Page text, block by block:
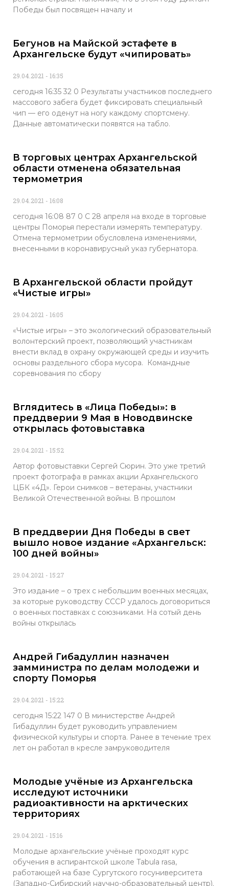
Победы был посвящен началу и
Бегунов на Майской эстафете в
Архангельске будут «чипировать»
29.04.2021 16:35
сегодня 16:35 32 0 Результаты участников последнего
массового забега будет фиксировать специальный
чип — его оденут на ногу каждому спортсмену.
Данные автоматически появятся на табло.
В торговых центрах Архангельской
области отменена обязательная
термометрия
29.04.2021 16:08
сегодня 16:08 87 0 С 28 апреля на входе в торговые
центры Поморья перестали измерять температуру.
Отмена термометрии обусловлена изменениями,
внесенными в коронавирусный указ губернатора.
В Архангельской области пройдут
«Чистые игры»
29.04.2021 16:05
«Чистые игры» – это экологический образовательный
волонтерский проект, позволяющий участникам
внести вклад в охрану окружающей среды и изучить
основы раздельного сбора мусора. Командные
соревнования по сбору
Вглядитесь в «Лица Победы»: в
преддверии 9 Мая в Новодвинске
открылась фотовыставка
29.04.2021 15:52
Автор фотовыставки Сергей Сюрин. Это уже третий
проект фотографа в рамках акции Архангельского
ЦБК «4Д». Герои снимков – ветераны, участники
Великой Отечественной войны. В прошлом
В преддверии Дня Победы в свет
вышло новое издание «Архангельск:
100 дней войны»
29.04.2021 15:27
Это издание – о трех с небольшим военных месяцах,
за которые руководству СССР удалось договориться
о военных поставках с союзниками. На сотый день
войны открылась
Андрей Гибадуллин назначен
замминистра по делам молодежи и
спорту Поморья
29.04.2021 15:22
сегодня 15:22 147 0 В министерстве Андрей
Гибадуллин будет руководить управлением
физической культуры и спорта. Ранее в течение трех
лет он работал в кресле замруководителя
Молодые учёные из Архангельска
исследуют источники
радиоактивности на арктических
территориях
29.04.2021 15:16
Молодые архангельские учёные проходят курс
обучения в аспирантской школе Tabula rasa,
работающей на базе Сургутского госуниверситета
(Западно-Сибирский научно-образовательный центр).